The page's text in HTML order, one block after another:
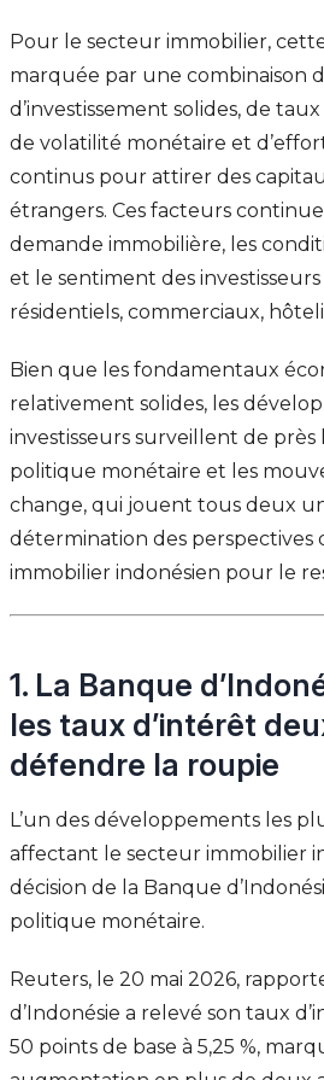
Pour le secteur immobilier,
marquée par une combinaison
d’investissement solides, de
de volatilité monétaire et
continus pour attirer des
étrangers. Ces facteurs
demande immobilière, les
et le sentiment des
résidentiels, commerciaux,
Bien que les fondamentaux
relativement solides, les
investisseurs surveillent de près
politique monétaire et les
change, qui jouent tous deux
détermination des perspectives
immobilier indonésien pour le
1. La Banque
les taux d’intérêt
défendre la roupie
L’un des développements les
affectant le secteur immobilier
décision de la Banque
politique monétaire.
Reuters, le 20 mai 2026,
d’Indonésie a relevé son taux
50 points de base à 5,25 %,